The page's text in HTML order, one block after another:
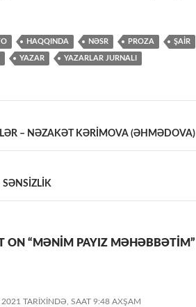
HAQQINDA NƏSR PROZA ŞAİR
YAZAR YAZARLAR JURNALI
– NƏZAKƏT KƏRİMOVA (ƏHMƏDOVA)
SƏNSİZLİK
ON “MƏNİM PAYIZ MƏHƏBBƏTİM”
2021 TARIXINDƏ, SAAT 9:48 AXŞAM